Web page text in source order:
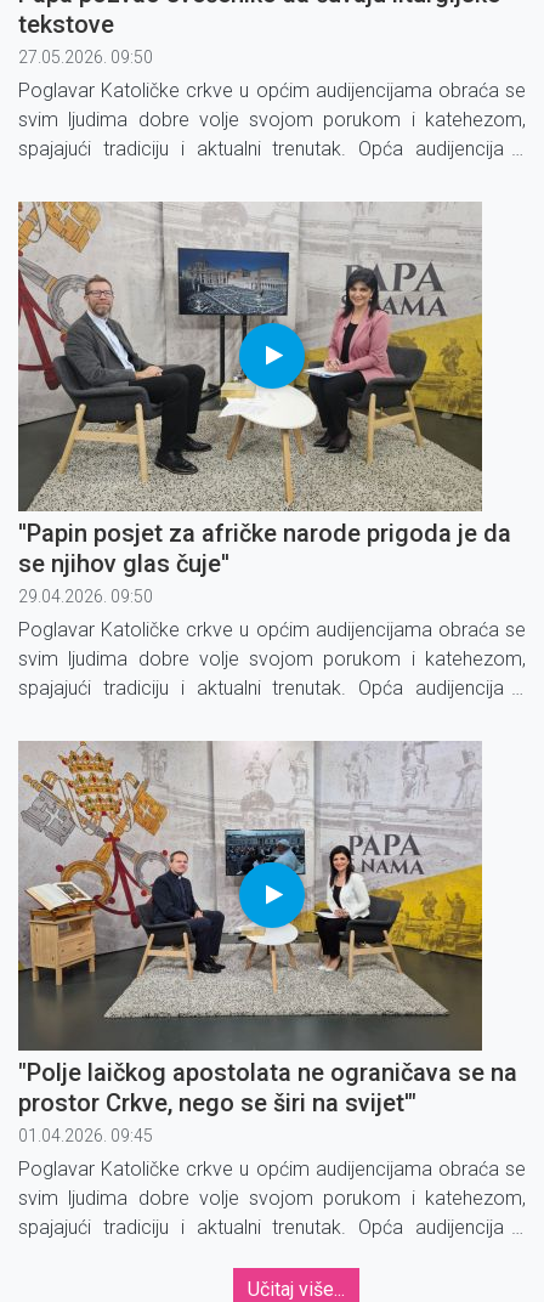
tekstove
27.05.2026. 09:50
Poglavar Katoličke crkve u općim audijencijama obraća se
svim ljudima dobre volje svojom porukom i katehezom,
spajajući tradiciju i aktualni trenutak. Opća audijencija s
''Papin posjet za afričke narode prigoda je da
se njihov glas čuje''
29.04.2026. 09:50
Poglavar Katoličke crkve u općim audijencijama obraća se
svim ljudima dobre volje svojom porukom i katehezom,
spajajući tradiciju i aktualni trenutak. Opća audijencija s
"Polje laičkog apostolata ne ograničava se na
prostor Crkve, nego se širi na svijet'"
01.04.2026. 09:45
Poglavar Katoličke crkve u općim audijencijama obraća se
svim ljudima dobre volje svojom porukom i katehezom,
spajajući tradiciju i aktualni trenutak. Opća audijencija s
Učitaj više...